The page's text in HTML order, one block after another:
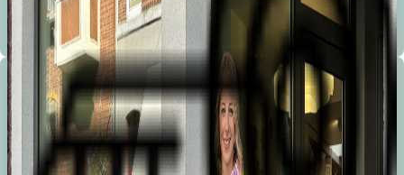
Les conseils avisés, la sympathie, le service, la disponibilité, le service après vente et le choix sont les
mots d’ordre de notre boutique.
Bienvenue à la Marionnette !
Les conseils avisés, la sympathie, le service, la disponibilité, le service après vente et le choix sont les
mots d’ordre de notre boutique.